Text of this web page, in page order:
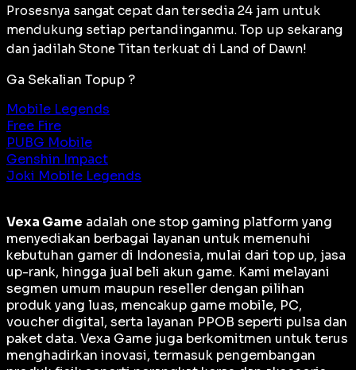
Prosesnya sangat cepat dan tersedia 24 jam untuk
mendukung setiap pertandinganmu. Top up sekarang
dan jadilah Stone Titan terkuat di Land of Dawn!
Ga Sekalian Topup ?
Mobile Legends
Free Fire
PUBG Mobile
Genshin Impact
Joki Mobile Legends
Vexa Game adalah one stop gaming platform yang
menyediakan berbagai layanan untuk memenuhi
kebutuhan gamer di Indonesia, mulai dari top up, jasa
up-rank, hingga jual beli akun game. Kami melayani
segmen umum maupun reseller dengan pilihan
produk yang luas, mencakup game mobile, PC,
voucher digital, serta layanan PPOB seperti pulsa dan
paket data. Vexa Game juga berkomitmen untuk terus
menghadirkan inovasi, termasuk pengembangan